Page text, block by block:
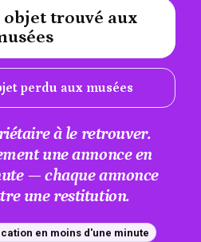
objet trouvé aux
perdu aux musées
#A12AEB
à le retrouver.
une annonce en
— chaque annonce
une restitution.
en moins d'une minute